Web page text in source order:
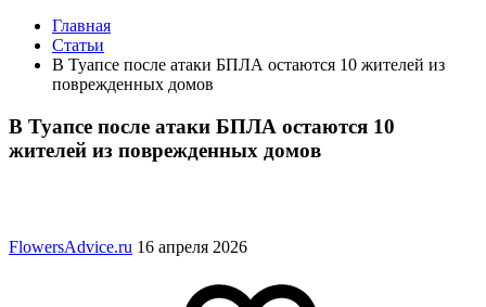
Главная
Статьи
В Туапсе после атаки БПЛА остаются 10 жителей из
поврежденных домов
В Туапсе после атаки БПЛА остаются 10
жителей из поврежденных домов
FlowersAdvice.ru 16 апреля 2026